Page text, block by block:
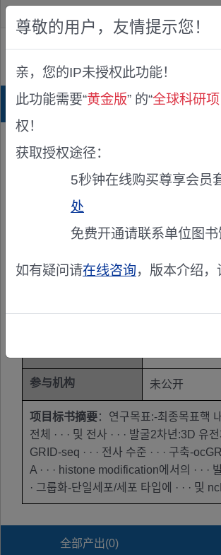
公众版
首页 科研项目库 项目
2021
이공분야기초
3D 유전체구
参与机构 未公开
项目标书摘要：연구목표:-최종목표핵
전체 · · · 및 전사 · · · 발굴2차년:3D 유
GRID-seq · · · 전사 수준 · · · 구축-
A · · · histone modification에서의 · · ·
· 그룹화-단일세포/세포 타입에 · · · 및
全部产出(0)
尊敬的用户，友情提示您！
亲，您的IP未授权此功能！
此功能需要“黄金版” 的“全球科研
权！
获取授权途径：
5秒钟在线购买尊享会员
处
免费开通请联系单位图书
如有疑问请在线咨询，版本介绍，